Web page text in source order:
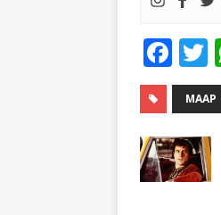
F
a
c
e
b
o
r
MAAP